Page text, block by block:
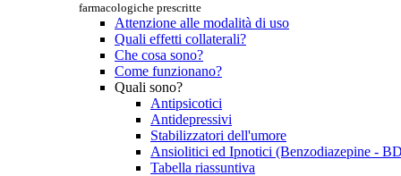
farmacologiche prescritte
Attenzione alle modalità di uso
Quali effetti collaterali?
Che cosa sono?
Come funzionano?
Quali sono?
Antipsicotici
Antidepressivi
Stabilizzatori dell'umore
Ansiolitici ed Ipnotici (Benzodiazepine -
Tabella riassuntiva